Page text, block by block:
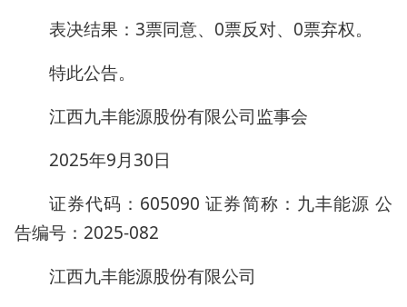
表决结果：3票同意、0票反对、0票弃权。
特此公告。
江西九丰能源股份有限公司监事会
2025年9月30日
证券代码：605090 证券简称：九丰能源 公
告编号：2025-082
江西九丰能源股份有限公司